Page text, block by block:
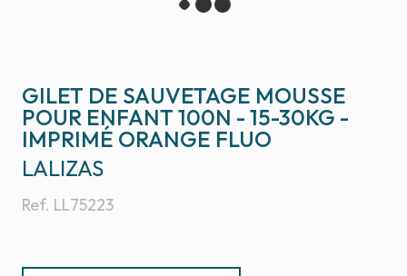
GILET DE SAUVETAGE MOUSSE
POUR ENFANT 100N - 15-30KG -
IMPRIMÉ ORANGE FLUO
Ref. LL75223
LALIZAS